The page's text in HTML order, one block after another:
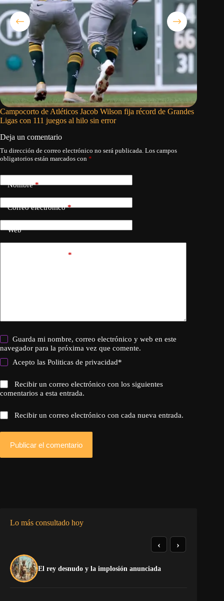
Campocorto de Atléticos Jacob Wilson fija récord de Grandes
Ligas con 111 juegos al hilo sin error
Deja un comentario
Tu dirección de correo electrónico no será publicada. Los campos
obligatorios están marcados con *
Nombre*
Correo electrónico*
Web
*
Guarda mi nombre, correo electrónico y web en este
navegador para la próxima vez que comente.
Acepto lasPoliticas de privacidad*
Recibir un correo electrónico con los siguientes
comentarios a esta entrada.
Recibir un correo electrónico con cada nueva entrada.
Publicar el comentario
Lo más consultado hoy
El rey desnudo y la implosión anunciada
‹ ›